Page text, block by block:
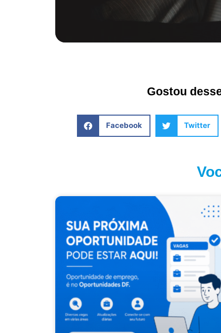
Gostou
Facebook Twitter